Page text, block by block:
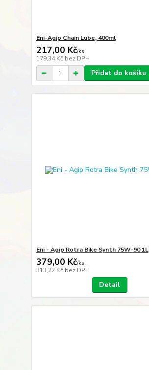
Eni-Agip Chain Lube, 400ml
217,00 Kč/ks
179,34 Kč bez DPH
Přidat do košíku
Eni - Agip Rotra Bike Synth 75W-90 1L
379,00 Kč/ks
313,22 Kč bez DPH
Detail